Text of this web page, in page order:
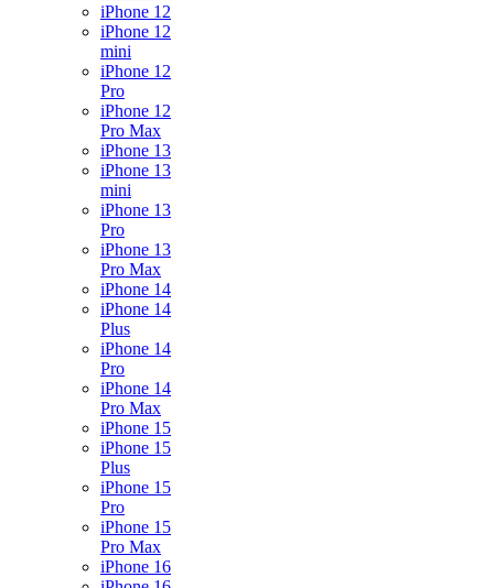
iPhone 12
iPhone 12
mini
iPhone 12
Pro
iPhone 12
Pro Max
iPhone 13
iPhone 13
mini
iPhone 13
Pro
iPhone 13
Pro Max
iPhone 14
iPhone 14
Plus
iPhone 14
Pro
iPhone 14
Pro Max
iPhone 15
iPhone 15
Plus
iPhone 15
Pro
iPhone 15
Pro Max
iPhone 16